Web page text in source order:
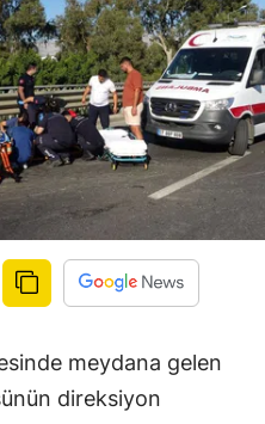
meydana gelen
direksiyon